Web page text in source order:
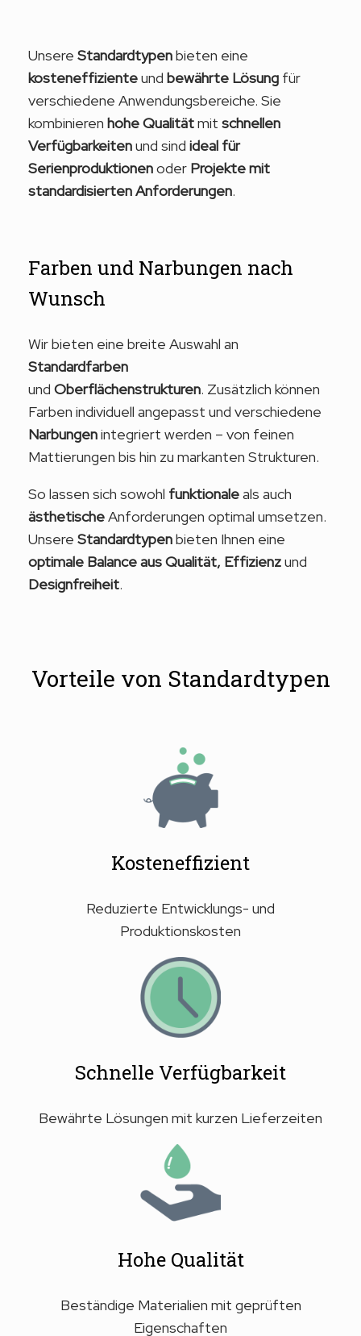
Unsere Standardtypenbieten eine
kosteneffizienteund bewährte Lösung für
verschiedene Anwendungsbereiche. Sie
kombinieren hohe Qualitätmit schnellen
Verfügbarkeitenund sind ideal für
Serienproduktionenoder Projekte mit
standardisierten Anforderungen.
Farben und Narbungen nach
Wunsch
Wir bieten eine breite Auswahl an
Standardfarben
und Oberflächenstrukturen. Zusätzlich können
Farben individuell angepasst und verschiedene
Narbungenintegriert werden – von feinen
Mattierungen bis hin zu markanten Strukturen.
So lassen sich sowohl funktionaleals auch
ästhetischeAnforderungen optimal umsetzen.
Unsere Standardtypenbieten Ihnen eine
optimale Balance aus Qualität, Effizienzund
Designfreiheit.
Vorteile von Standardtypen
Kosteneffizient
Reduzierte Entwicklungs- und
Produktionskosten
Schnelle Verfügbarkeit
Bewährte Lösungen mit kurzen Lieferzeiten
Hohe Qualität
Beständige Materialien mit geprüften
Eigenschaften